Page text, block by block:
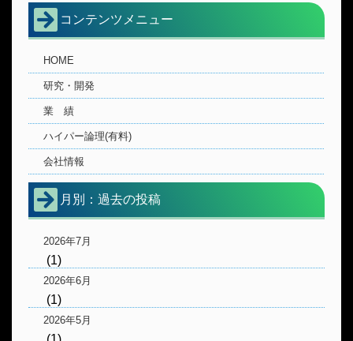
コンテンツメニュー
HOME
研究・開発
業 績
ハイパー論理(有料)
会社情報
月別：過去の投稿
2026年7月
(1)
2026年6月
(1)
2026年5月